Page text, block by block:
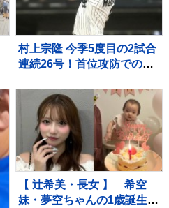
村上宗隆 今季5度目の2試合
連続26号！首位攻防での2
狂、連敗中のチームに勢い
つける
【 辻希美・長女 】 希空
妹・夢空ちゃんの1歳誕生日